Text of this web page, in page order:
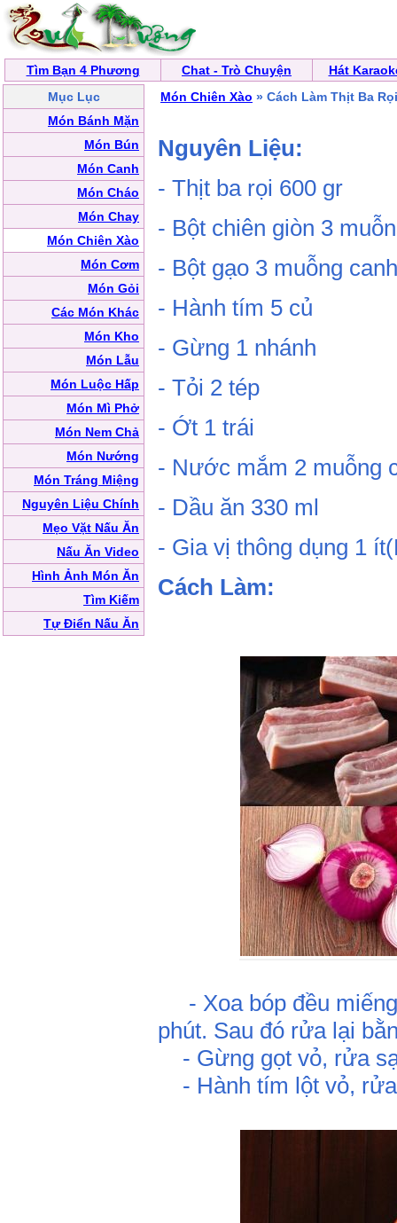
Tìm Bạn 4 Phương Chat - Trò Chuyện
Hát
Mục Lục
Món Bánh Mặn
Món Bún
Món Canh
Món Cháo
Món Chay
Món Chiên Xào
Món Cơm
Món Gỏi
Các Món Khác
Món Kho
Món Lẫu
Món Luộc Hấp
Món Mì Phở
Món Nem Chả
Món Nướng
Món Tráng Miệng
Nguyên Liệu Chính
Mẹo Vặt Nấu Ăn
Nấu Ăn Video
Hình Ảnh Món Ăn
Tìm Kiếm
Tự Điển Nấu Ăn
Món Chiên Xào » Cách Làm Thịt Ba
Nguyên Liệu:
- Thịt ba rọi 600 gr
- Bột chiên giòn 3
- Bột gạo 3 muỗng canh
- Hành tím 5 củ
- Gừng 1 nhánh
- Tỏi 2 tép
- Ớt 1 trái
- Nước mắm 2 muỗng
- Dầu ăn 330 ml
- Gia vị thông dụng 1
Cách Làm:
- Xoa bóp đều miếng
phút. Sau đó rửa lại
- Gừng gọt vỏ, rửa
- Hành tím lột vỏ, rửa